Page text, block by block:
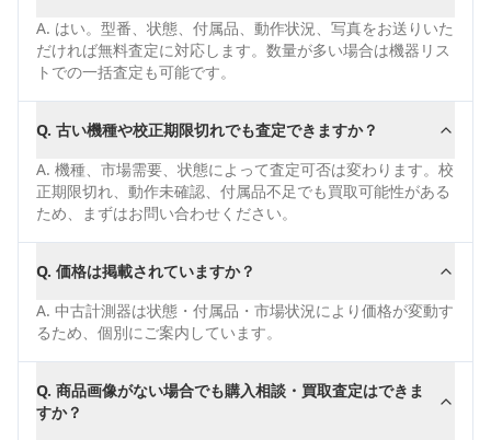
A. はい。型番、状態、付属品、動作状況、写真をお送りいた
だければ無料査定に対応します。数量が多い場合は機器リス
トでの一括査定も可能です。
Q. 古い機種や校正期限切れでも査定できますか？
A. 機種、市場需要、状態によって査定可否は変わります。校
正期限切れ、動作未確認、付属品不足でも買取可能性がある
ため、まずはお問い合わせください。
Q. 価格は掲載されていますか？
A. 中古計測器は状態・付属品・市場状況により価格が変動す
るため、個別にご案内しています。
Q. 商品画像がない場合でも購入相談・買取査定はできま
すか？